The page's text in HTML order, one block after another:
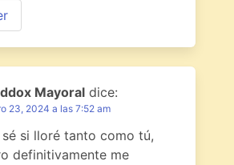
Mayoral dice:
23, 2024 a las 7:52 am
sé si lloré tanto como tú,
definitivamente me